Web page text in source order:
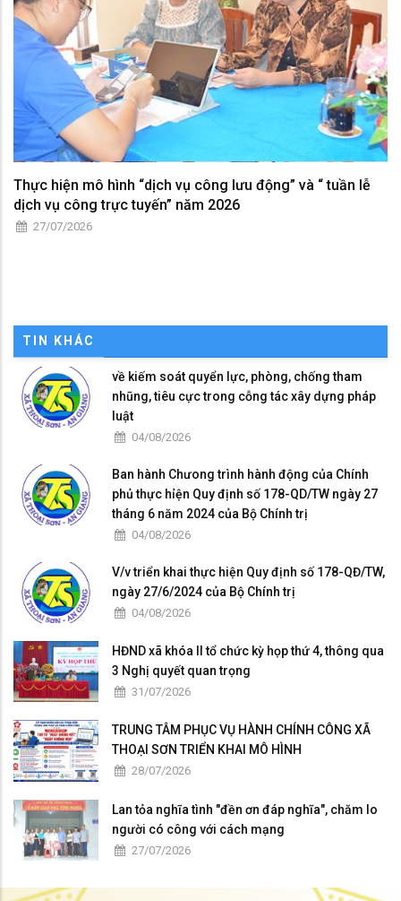
Thực hiện mô hình “dịch vụ công lưu động” và “ tuần lễ
dịch vụ công trực tuyến” năm 2026
27/07/2026
TIN KHÁC
về kiếm soát quyển lực, phòng, chống tham
nhũng, tiêu cực trong cỗng tác xây dựng pháp
luật
04/08/2026
Ban hành Chưong trình hành động của Chính
phủ thực hỉện Quy định số 178-QD/TW ngày 27
tháng 6 năm 2024 của Bộ Chính trị
04/08/2026
V/v triển khai thực hiện Quy định số 178-QĐ/TW,
ngày 27/6/2024 của Bộ Chính trị
04/08/2026
HĐND xã khóa II tổ chức kỳ họp thứ 4, thông qua
3 Nghị quyết quan trọng
31/07/2026
TRUNG TÂM PHỤC VỤ HÀNH CHÍNH CÔNG XÃ
THOẠI SƠN TRIỂN KHAI MÔ HÌNH
28/07/2026
Lan tỏa nghĩa tình "đền ơn đáp nghĩa", chăm lo
người có công với cách mạng
27/07/2026